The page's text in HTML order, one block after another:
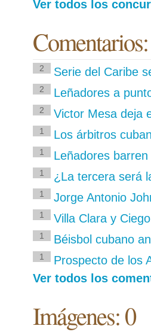
Ver todos los
2 Serie del Caribe
2 Leñadores a
2 Victor Mesa deja
1 Los árbitros
1 Leñadores
1 ¿La tercera será
1 Jorge Antonio
1 Villa Clara y
1 Béisbol cubano
1
Prospecto de los
Ver todos los
Imágenes: 0